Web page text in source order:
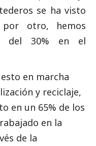
se ha visto
otro, hemos
del 30% en el
en marcha
y reciclaje,
en un 65% de los
en la
de la